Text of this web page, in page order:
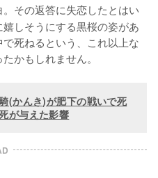
。その返答に失恋したとはい
しそうにする黒桜の姿があ
死ねるという、これ以上な
かもしれません。
(かんき)が肥下の戦いで死
が与えた影響